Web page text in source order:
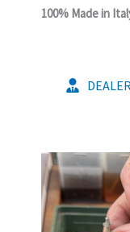
100% Made in